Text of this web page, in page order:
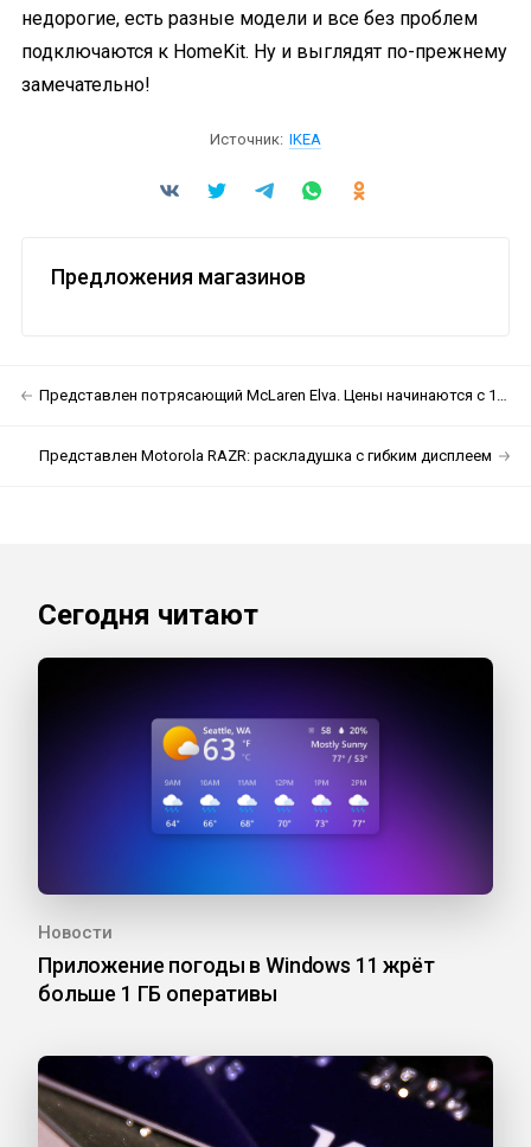
недорогие, есть разные модели и все без проблем
подключаются к HomeKit. Ну и выглядят по-прежнему
замечательно!
Источник: IKEA
Предложения магазинов
Представлен потрясающий McLaren Elva. Цены начинаются с 1,425 млн фунтов
Представлен Motorola RAZR: раскладушка с гибким дисплеем
Сегодня читают
Новости
Приложение погоды в Windows 11 жрёт
больше 1 ГБ оперативы